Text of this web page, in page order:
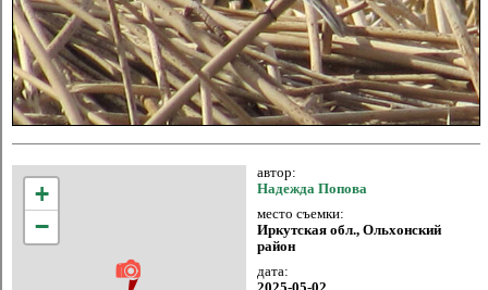
+
−
автор:
Надежда Попова
место съемки:
Иркутская обл., Ольхонский
район
дата: